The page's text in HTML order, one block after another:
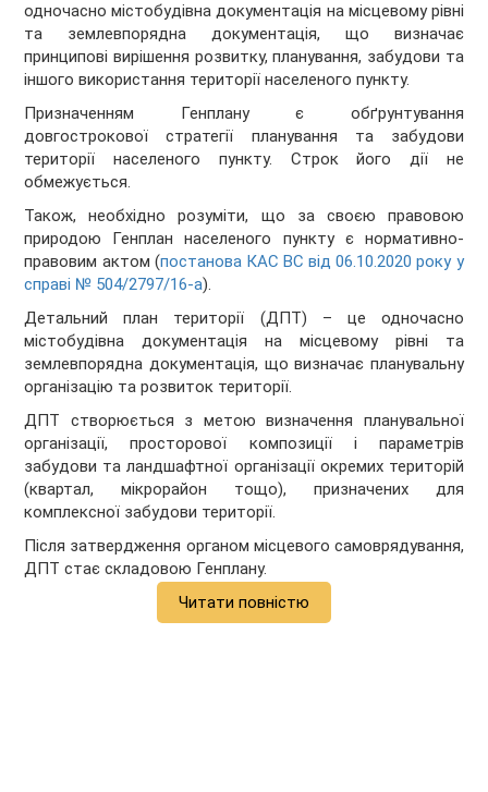
одночасно містобудівна документація на місцевому рівні
та землевпорядна документація, що визначає
принципові вирішення розвитку, планування, забудови та
іншого використання території населеного пункту.
Призначенням Генплану є обґрунтування
довгострокової стратегії планування та забудови
території населеного пункту. Строк його дії не
обмежується.
Також, необхідно розуміти, що за своєю правовою
природою Генплан населеного пункту є нормативно-
правовим актом (постанова КАС ВС від 06.10.2020 року у
справі № 504/2797/16-а).
Детальний план території (ДПТ) – це одночасно
містобудівна документація на місцевому рівні та
землевпорядна документація, що визначає планувальну
організацію та розвиток території.
ДПТ створюється з метою визначення планувальної
організації, просторової композиції і параметрів
забудови та ландшафтної організації окремих територій
(квартал, мікрорайон тощо), призначених для
комплексної забудови території.
Після затвердження органом місцевого самоврядування,
ДПТ стає складовою Генплану.
Читати повністю